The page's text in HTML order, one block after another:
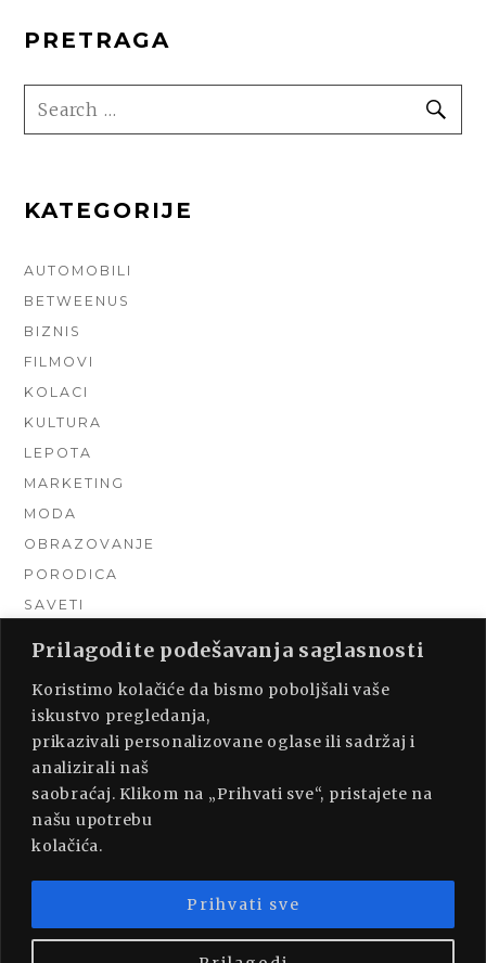
Prilagodite podešavanja saglasnosti
Koristimo kolačiće da bismo poboljšali vaše
iskustvo pregledanja,
prikazivali personalizovane oglase ili sadržaj i
analizirali naš
saobraćaj. Klikom na „Prihvati sve“, pristajete na
našu upotrebu
kolačića.
Prihvati sve
PRETRAGA
SEARCH
FOR:
KATEGORIJE
AUTOMOBILI
BETWEENUS
BIZNIS
FILMOVI
KOLACI
KULTURA
LEPOTA
MARKETING
MODA
OBRAZOVANJE
PORODICA
SAVETI
TURIZAM
UNCATEGORIZED
URADI SAM
UREĐENJE DOMA
ZDRAVLJE
PROUDLY POWERED BY WORDPRESS |THEME:
MUNSA LITE BY
FOXLAND